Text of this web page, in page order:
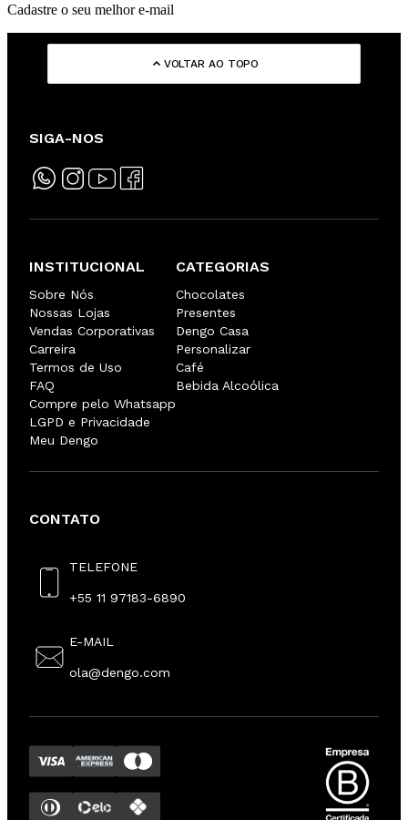
Cadastre o seu melhor e-mail
VOLTAR AO TOPO
SIGA-NOS
INSTITUCIONAL
Sobre Nós
Nossas Lojas
Vendas Corporativas
Carreira
Termos de Uso
FAQ
Compre pelo Whatsapp
LGPD e Privacidade
Meu Dengo
CATEGORIAS
Chocolates
Presentes
Dengo Casa
Personalizar
Café
Bebida Alcoólica
CONTATO
TELEFONE
+55 11 97183-6890
E-MAIL
ola@dengo.com